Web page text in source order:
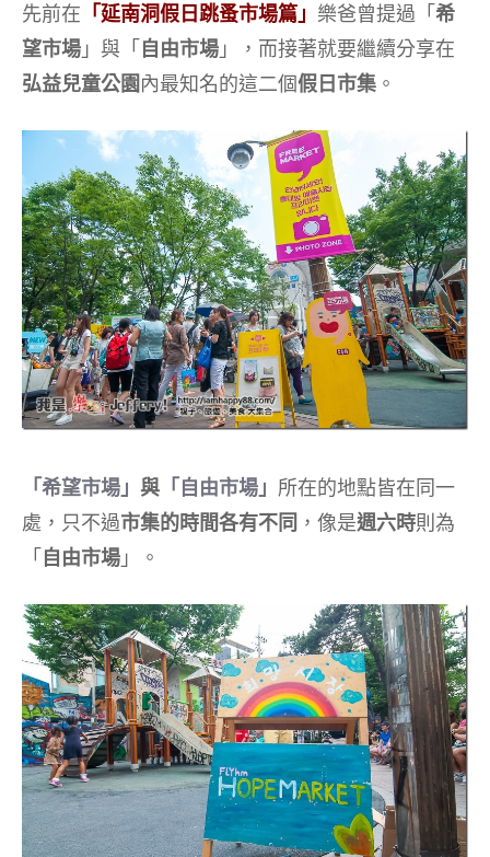
先前在 「延南洞假日跳蚤市場篇」 樂爸曾提過「希
望市場 」與「自由市場 」，而接著就要繼續分享在
弘益兒童公園內最知名的這二個假日市集 。
「希望市場」 與 「自由市場」 所在的地點皆在同一
處，只不過市集的時間各有不同 ，像是週六時則為
「自由市場 」。